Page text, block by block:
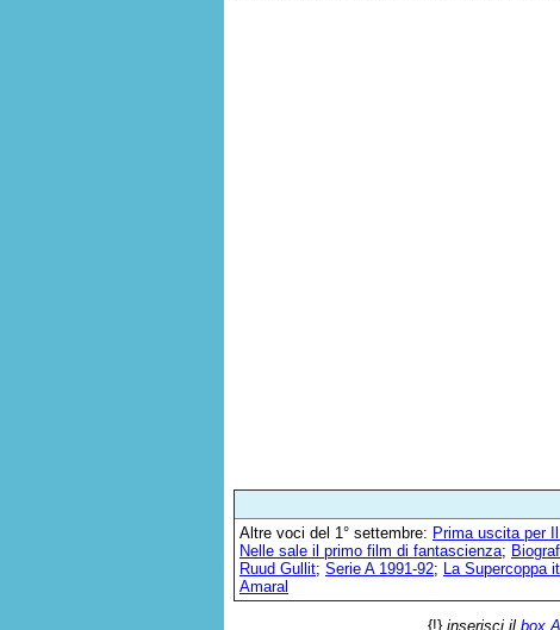
Altre voci del 1° settembre: Prima uscita per
Nelle sale il primo film di fantascienza;
Ruud Gullit; Serie A 1991-92; La Supercoppa
Amaral
{!} inserisci il box